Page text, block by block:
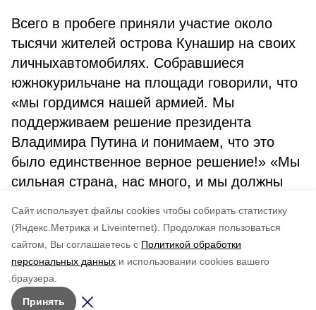
Cайт использует файлы cookies чтобы собирать статистику
(Яндекс.Метрика и Liveinternet).
Продолжая пользоваться
сайтом, Вы соглашаетесь с Политикой обработки
персональных данных и использовании cookies вашего
браузера.
Принять
Всего в пробеге приняли участие около
тысячи жителей острова Кунашир на своих
личныхавтомобилях. Собравшиеся
южнокурильчане на площади говорили, что
«мы гордимся нашей армией. Мы
поддерживаем решение президента
Владимира Путина и понимаем, что это
было единственное верное решение!» «Мы
сильная страна, нас много, и мы должны
говорили жители Кунашира.
по оценке
5